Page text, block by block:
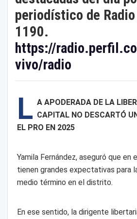
periodístico de
1190.
https://
vivo/radio
L A APODERADA DE LA
CAPITAL NO DESCARTÓ
EL PRO EN 2025
Yamila Fernández, aseguró que en
tienen grandes expectativas para
medio término en el distrito.
En ese sentido, la dirigente